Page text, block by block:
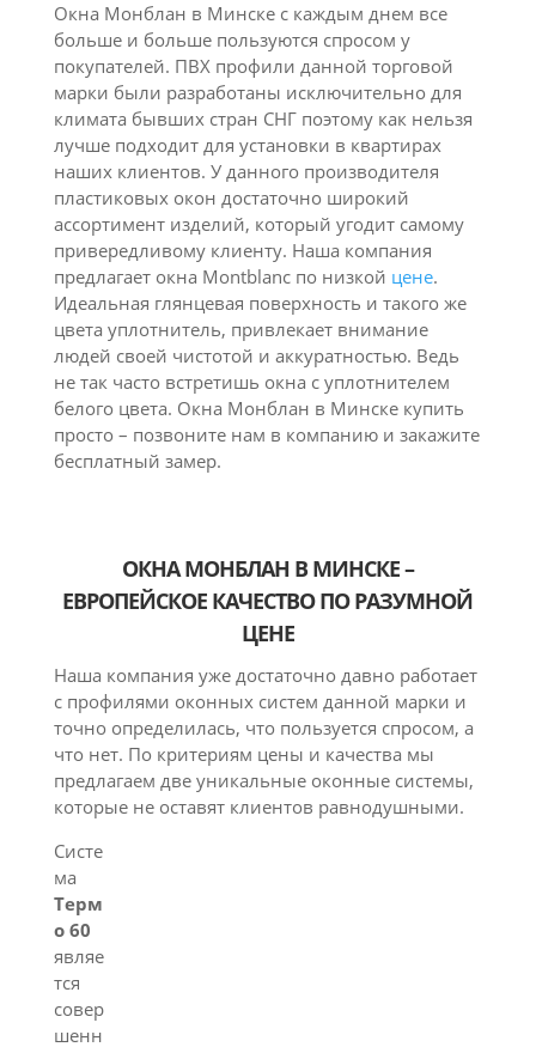
Окна Монблан в Минске с каждым днем все
больше и больше пользуются спросом у
покупателей. ПВХ профили данной торговой
марки были разработаны исключительно для
климата бывших стран СНГ поэтому как нельзя
лучше подходит для установки в квартирах
наших клиентов. У данного производителя
пластиковых окон достаточно широкий
ассортимент изделий, который угодит самому
привередливому клиенту. Наша компания
предлагает окна Montblanc по низкой цене.
Идеальная глянцевая поверхность и такого же
цвета уплотнитель, привлекает внимание
людей своей чистотой и аккуратностью. Ведь
не так часто встретишь окна с уплотнителем
белого цвета. Окна Монблан в Минске купить
просто – позвоните нам в компанию и закажите
бесплатный замер.
ОКНА МОНБЛАН В МИНСКЕ –
ЕВРОПЕЙСКОЕ КАЧЕСТВО ПО РАЗУМНОЙ
ЦЕНЕ
Наша компания уже достаточно давно работает
с профилями оконных систем данной марки и
точно определилась, что пользуется спросом, а
что нет. По критериям цены и качества мы
предлагаем две уникальные оконные системы,
которые не оставят клиентов равнодушными.
Систе
ма
Терм
о 60
являе
тся
совер
шенн